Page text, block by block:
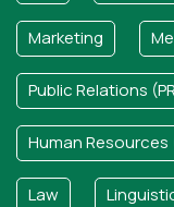
Marketing
Public Relations
Human Resources
Law